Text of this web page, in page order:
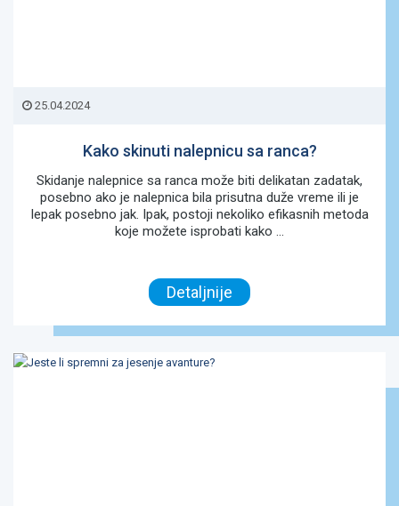
25.04.2024
Kako skinuti nalepnicu sa ranca?
Skidanje nalepnice sa ranca može biti delikatan zadatak,
posebno ako je nalepnica bila prisutna duže vreme ili je
lepak posebno jak. Ipak, postoji nekoliko efikasnih metoda
koje možete isprobati kako ...
Detaljnije